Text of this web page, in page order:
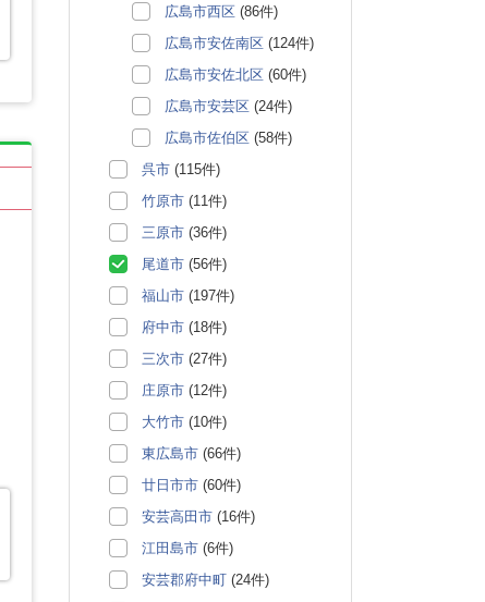
広島市西区 (86件)
広島市安佐南区 (124件)
広島市安佐北区 (60件)
広島市安芸区 (24件)
広島市佐伯区 (58件)
呉市 (115件)
竹原市 (11件)
三原市 (36件)
尾道市 (56件)
福山市 (197件)
府中市 (18件)
三次市 (27件)
庄原市 (12件)
大竹市 (10件)
東広島市 (66件)
廿日市市 (60件)
安芸高田市 (16件)
江田島市 (6件)
安芸郡府中町 (24件)